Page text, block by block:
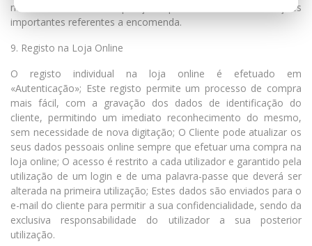
no momento da expedição pois contem informações
importantes referentes a encomenda.
9. Registo na Loja Online
O registo individual na loja online é efetuado em
«Autenticação»; Este registo permite um processo de compra
mais fácil, com a gravação dos dados de identificação do
cliente, permitindo um imediato reconhecimento do mesmo,
sem necessidade de nova digitação; O Cliente pode atualizar os
seus dados pessoais online sempre que efetuar uma compra na
loja online; O acesso é restrito a cada utilizador e garantido pela
utilização de um login e de uma palavra-passe que deverá ser
alterada na primeira utilização; Estes dados são enviados para o
e-mail do cliente para permitir a sua confidencialidade, sendo da
exclusiva responsabilidade do utilizador a sua posterior
utilização.